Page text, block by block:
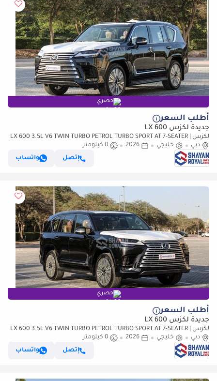
حصري
أطلب السعر
جديدة لكزس LX 600
لكزس LX 600 3.5L V6 TWIN TURBO PETROL TURBO SPORT AT 7-SEATER |
25-MARK LEVINSON 2026MY
دبي خليجي 2026
0 كيلومتر
إتصل
واتساب
حصري
أطلب السعر
جديدة لكزس LX 600
لكزس LX 600 3.5L V6 TWIN TURBO PETROL TURBO SPORT AT 7-SEATER |
25-MARK LEVINSON 2026MY
دبي خليجي 2026
0 كيلومتر
إتصل
واتساب